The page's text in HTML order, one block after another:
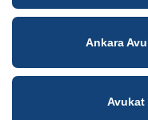
Ankara
Avukat